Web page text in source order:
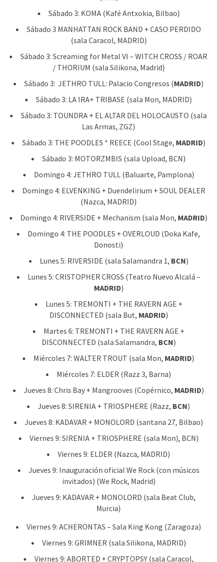
Sábado 3: KOMA (Kafé Antxokia, Bilbao)
Sábado 3 MANHATTAN ROCK BAND + CASO PERDIDO
(sala Caracol, MADRID)
Sábado 3: Screaming for Metal VI – WITCH CROSS / ROAR
/ THORIUM (sala Silikona, Madrid)
Sábado 3: JETHRO TULL: Palacio Congresos (MADRID)
Sábado 3: LA IRA+ TRIBASE (sala Mon, MADRID)
Sábado 3: TOUNDRA + EL ALTAR DEL HOLOCAUSTO (sala
Las Armas, ZGZ)
Sábado 3: THE POODLES * REECE (Cool Stage, MADRID)
Sábado 3: MOTORZMBIS (sala Upload, BCN)
Domingo 4: JETHRO TULL (Baluarte, Pamplona)
Domingo 4: ELVENKING + Duendelirium + SOUL DEALER
(Nazca, MADRID)
Domingo 4: RIVERSIDE + Mechanism (sala Mon, MADRID)
Domingo 4: THE POODLES + OVERLOUD (Doka Kafe,
Donosti)
Lunes 5: RIVERSIDE (sala Salamandra 1, BCN)
Lunes 5: CRISTOPHER CROSS (Teatro Nuevo Alcalá –
MADRID)
Lunes 5: TREMONTI + THE RAVERN AGE +
DISCONNECTED (sala But, MADRID)
Martes 6: TREMONTI + THE RAVERN AGE +
DISCONNECTED (sala Salamandra, BCN)
Miércoles 7: WALTER TROUT (sala Mon, MADRID)
Miércoles 7: ELDER (Razz 3, Barna)
Jueves 8: Chris Bay + Mangrooves (Copérnico, MADRID)
Jueves 8: SIRENIA + TRIOSPHERE (Razz, BCN)
Jueves 8: KADAVAR + MONOLORD (santana 27, Bilbao)
Viernes 9: SIRENIA + TRIOSPHERE (sala Mon), BCN)
Viernes 9: ELDER (Nazca, MADRID)
Jueves 9: Inauguración oficial We Rock (con músicos
invitados) (We Rock, Madrid)
Jueves 9: KADAVAR + MONOLORD (sala Beat Club,
Murcia)
Viernes 9: ACHERONTAS – Sala King Kong (Zaragoza)
Viernes 9: GRIMNER (sala Silikona, MADRID)
Viernes 9: ABORTED + CRYPTOPSY (sala Caracol,